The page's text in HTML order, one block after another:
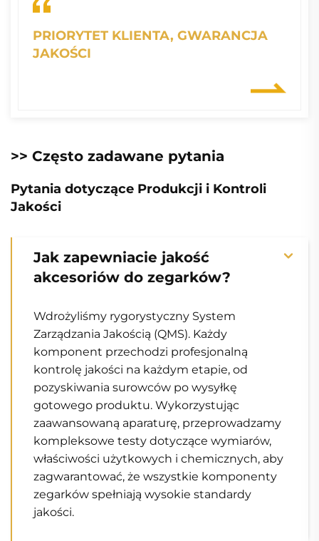
PRIORYTET KLIENTA, GWARANCJA
JAKOŚCI
>> Często zadawane pytania
Pytania dotyczące Produkcji i Kontroli
Jakości
Jak zapewniacie jakość
akcesoriów do zegarków?
Wdrożyliśmy rygorystyczny System
Zarządzania Jakością (QMS). Każdy
komponent przechodzi profesjonalną
kontrolę jakości na każdym etapie, od
pozyskiwania surowców po wysyłkę
gotowego produktu. Wykorzystując
zaawansowaną aparaturę, przeprowadzamy
kompleksowe testy dotyczące wymiarów,
właściwości użytkowych i chemicznych, aby
zagwarantować, że wszystkie komponenty
zegarków spełniają wysokie standardy
jakości.